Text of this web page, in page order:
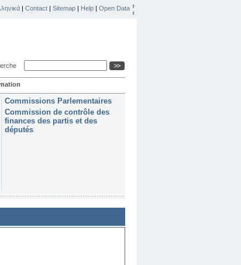
| Contact | Sitemap | Help | Open Data
Commissions Parlementaires
Commission de contrôle des
finances des partis et des
députés